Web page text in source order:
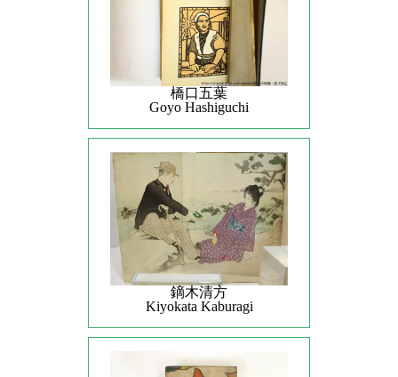
橋口五葉
Goyo Hashiguchi
鏑木清方
Kiyokata Kaburagi